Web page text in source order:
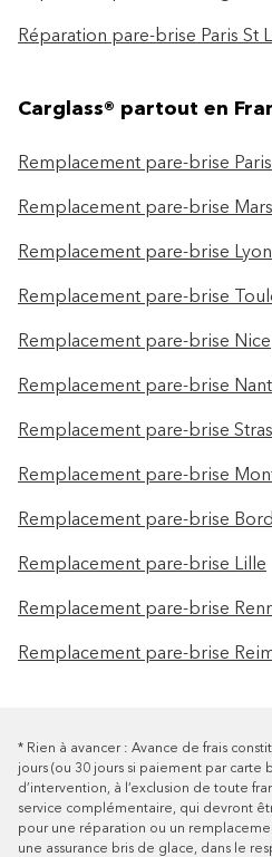
Réparation pare-brise Paris St
Carglass® partout en
Remplacement pare-brise Paris
Remplacement pare-brise
Remplacement pare-brise Lyon
Remplacement pare-brise
Remplacement pare-brise Nice
Remplacement pare-brise
Remplacement pare-brise
Remplacement pare-brise
Remplacement pare-brise
Remplacement pare-brise Lille
Remplacement pare-brise
Remplacement pare-brise
* Rien à avancer : Avance de frais
jours (ou 30 jours si paiement par carte
d’intervention, à l’exclusion de toute
service complémentaire, qui devront
pour une réparation ou un
une assurance bris de glace, dans le